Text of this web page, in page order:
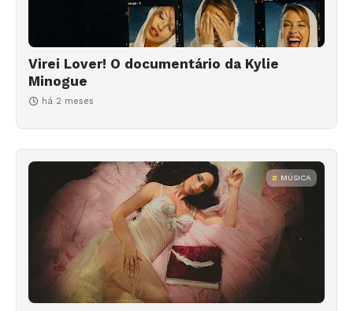
Virei Lover! O documentário da Kylie
Minogue
há 2 meses
MÚSICA